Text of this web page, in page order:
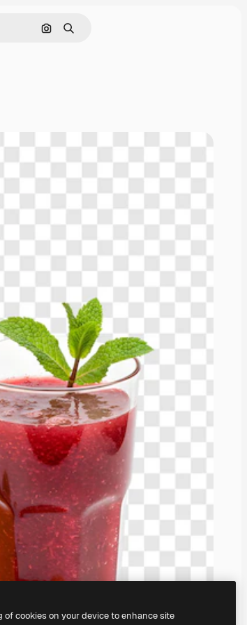
Nach Bild suchen
Suchen
of cookies on your device to enhance site